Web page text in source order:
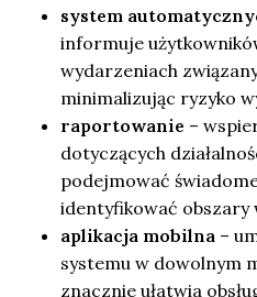
system
informuje
wydarzeniach
minimalizując ryzyko
raportowanie –
dotyczących
podejmować
identyfikować obszary
aplikacja mobilna –
systemu w dowolnym
znacznie ułatwia